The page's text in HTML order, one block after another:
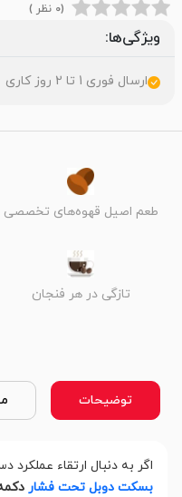
(0 نظر )
ویژگی‌ها:
ارسال فوری 1 تا 2 روز کاری
طعم اصیل قهوه‌های تخصصی
تازگی در هر فنجان
توضیحات
اگر به دنبال ارتقاء
بسکت دوبل تحت فشار دکمه‌دار